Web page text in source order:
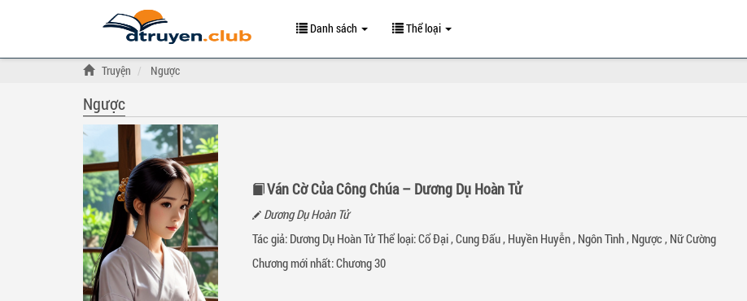
Danh sách Thể loại
Truyện Ngược
Ngược
Ván Cờ Của Công Chúa – Dương Dụ Hoàn Tử
Dương Dụ Hoàn Tử
Tác giả: Dương Dụ Hoàn Tử Thể loại:Cổ Đại,Cung Đấu, Huyền Huyễn, Ngôn Tình, Ngược, Nữ Cường
Chương mới nhất:Chương 30